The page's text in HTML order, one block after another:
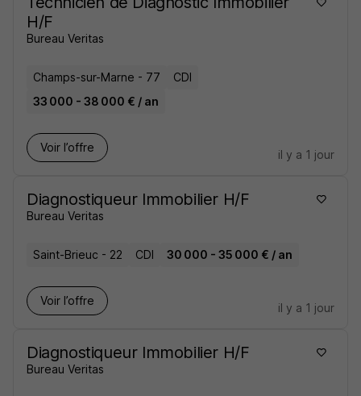
H/F
Bureau Veritas
Champs-sur-Marne - 77
CDI
33 000 - 38 000 € / an
Voir l’offre
il y a 1 jour
Diagnostiqueur Immobilier H/F
Bureau Veritas
Saint-Brieuc - 22 CDI 30 000 - 35 000 € / an
Voir l’offre
il y a 1 jour
Diagnostiqueur Immobilier H/F
Bureau Veritas